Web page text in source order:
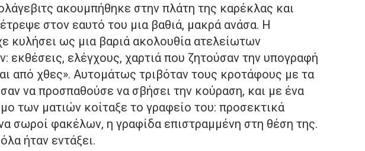
ακουμπήθηκε στην πλάτη της καρέκλας και
στον εαυτό του μια βαθιά, μακρά ανάσα. Η
κυλήσει ως μια βαριά ακολουθία ατελείωτων
εκθέσεις, ελέγχους, χαρτιά που ζητούσαν την υπογραφή
από χθες». Αυτομάτως τριβόταν τους κροτάφους με τα
να προσπαθούσε να σβήσει την κούραση, και με ένα
των ματιών κοίταξε το γραφείο του: προσεκτικά
σωροί φακέλων, η γραφίδα επιστραμμένη στη θέση της.
ήταν εντάξει.